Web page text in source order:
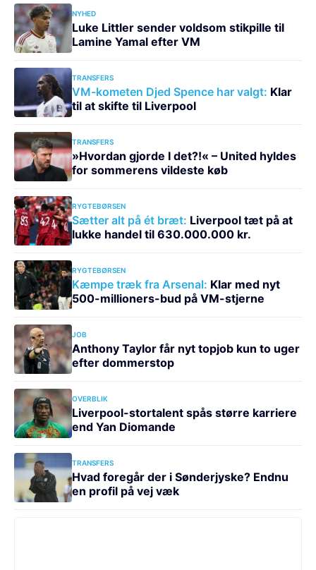
NYHED
Luke Littler sender voldsom stikpille til
Lamine Yamal efter VM
TRANSFERS
VM-kometen Djed Spence har valgt: Klar
til at skifte til Liverpool
TRANSFERS
»Hvordan gjorde I det?!« – United hyldes
for sommerens vildeste køb
RYGTEBØRSEN
Sætter alt på ét bræt: Liverpool tæt på at
lukke handel til 630.000.000 kr.
RYGTEBØRSEN
Kæmpe træk fra Arsenal: Klar med nyt
500-millioners-bud på VM-stjerne
JOB
Anthony Taylor får nyt topjob kun to uger
efter dommerstop
OVERBLIK
Liverpool-stortalent spås større karriere
end Yan Diomande
TRANSFERS
Hvad foregår der i Sønderjyske? Endnu
en profil på vej væk